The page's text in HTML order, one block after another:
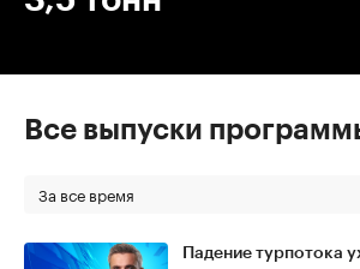
Все выпуски
За все время
Падение турпотока